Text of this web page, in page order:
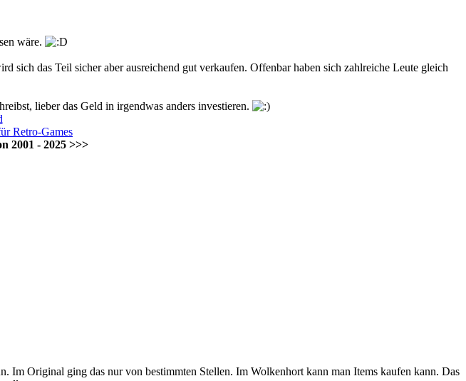
wäre.
sich das Teil sicher aber ausreichend gut verkaufen. Offenbar haben sich zahlreiche Leute gleich
lieber das Geld in irgendwas anders investieren.
Retro-Games
2001 - 2025 >>>
Original ging das nur von bestimmten Stellen. Im Wolkenhort kann man Items kaufen kann. Das